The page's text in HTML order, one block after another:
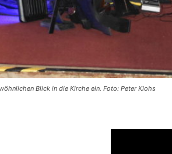
Blick in die Kirche ein. Foto: Peter Klohs